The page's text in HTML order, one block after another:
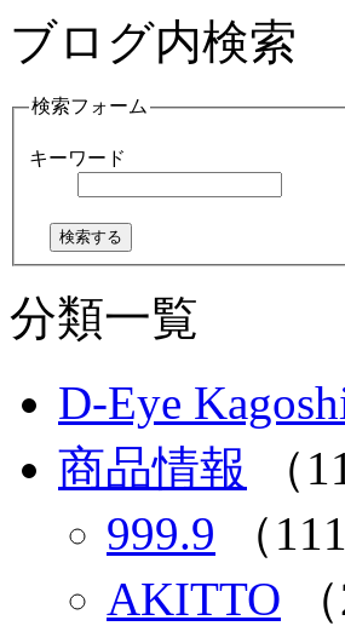
ブログ内検索
検索フォーム
キーワード
分類一覧
D-Eye
商品情報 （
999.9 （
AKITTO